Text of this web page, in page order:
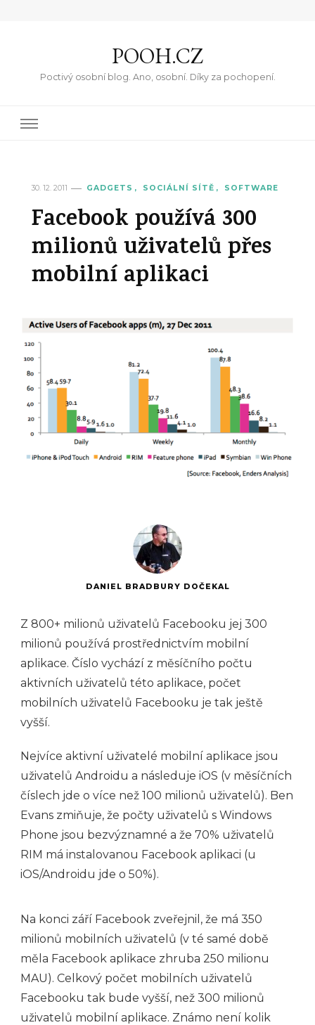
POOH.CZ
Poctivý osobní blog. Ano, osobní. Díky za pochopení.
30. 12. 2011 GADGETS SOCIÁLNÍ SÍTĚ SOFTWARE
Facebook používá 300
milionů uživatelů přes
mobilní aplikaci
DANIEL BRADBURY DOČEKAL
Z 800+ milionů uživatelů Facebooku jej 300
milionů používá prostřednictvím mobilní
aplikace. Číslo vychází z měsíčního počtu
aktivních uživatelů této aplikace, počet
mobilních uživatelů Facebooku je tak ještě
vyšší.
Nejvíce aktivní uživatelé mobilní aplikace jsou
uživatelů Androidu a následuje iOS (v měsíčních
číslech jde o více než 100 milionů uživatelů). Ben
Evans zmiňuje, že počty uživatelů s Windows
Phone jsou bezvýznamné a že 70% uživatelů
RIM má instalovanou Facebook aplikaci (u
iOS/Androidu jde o 50%).
Na konci září Facebook zveřejnil, že má 350
milionů mobilních uživatelů (v té samé době
měla Facebook aplikace zhruba 250 milionu
MAU). Celkový počet mobilních uživatelů
Facebooku tak bude vyšší, než 300 milionů
uživatelů mobilní aplikace. Známo není kolik